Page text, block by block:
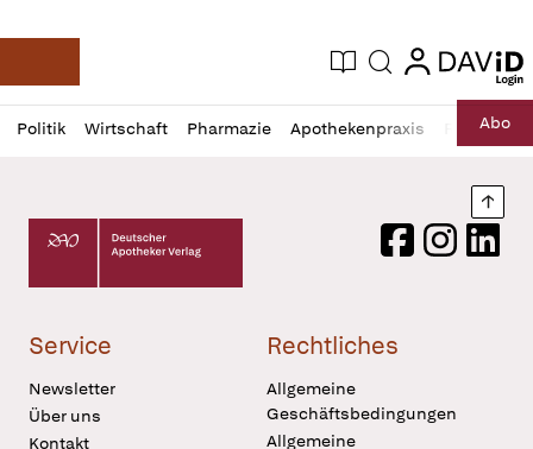
Deutsche Apotheker Zeitung
Aktuelle Ausgabe
Suche login
login
Politik Wirtschaft Pharmazie Apothekenpraxis RechtAbo
Profil
öffnen
Daz
Pur
Deutscher Apotheker Verlag Logo
FacebookInstagram
Service
Newsletter
Über uns
Kontakt
Rechtliches
Allgemeine
Geschäftsbedingungen
Allgemeine